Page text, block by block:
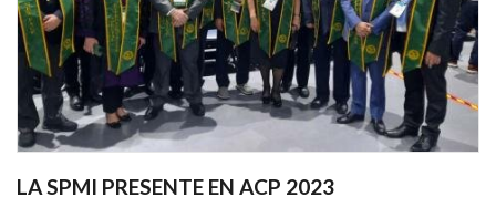
LA SPMI PRESENTE EN ACP 2023